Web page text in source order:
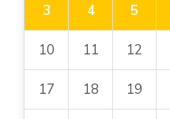
3 4 5
10 11 12
17 18 19